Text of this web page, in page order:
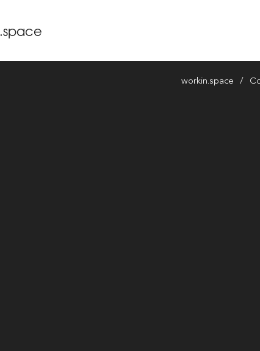
.space
workin.space